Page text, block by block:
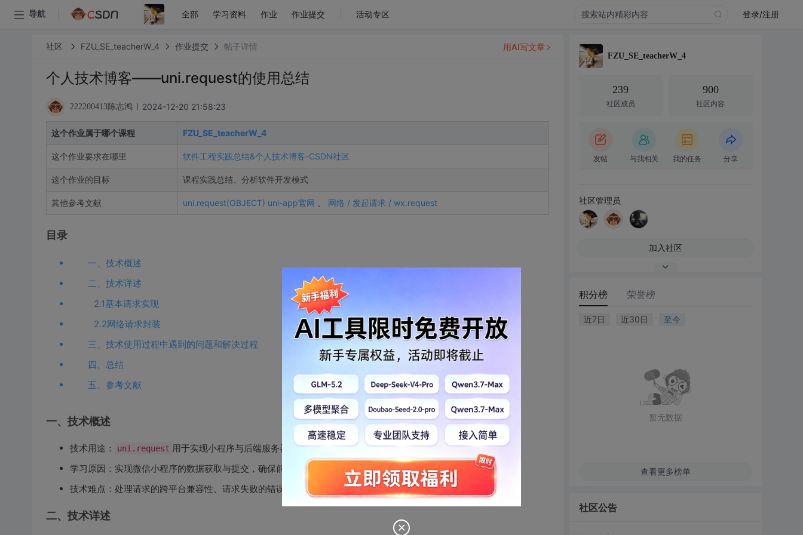
导航 全部 学习资料 作业 作业提交 活动专区 登录/注册
社区 FZU_SE_teacherW_4 作业提交 帖子详情
个人技术博客——uni.request的使用总结
222200413陈志鸿 2024-12-20 21:58:23
这个作业属于哪个课程 FZU_SE_teacherW_4
这个作业要求在哪里 软件工程实践总结&个人技术博客-CSDN社区
这个作业的目标 课程实践总结、分析软件开发模式
其他参考文献 uni.request(OBJECT) uni-app官网 网络 / 发起请求 / wx.request
目录
一、技术概述
二、技术详述
2.1基本请求实现
2.2网络请求封装
三、技术使用过程中遇到的问题和解决过程
四、总结
五、参考文献
一、技术概述
技术用途： uni.request 用于实现小程序与后端服务器之间的数据交互，支持GET、POST等多种请求方式。
学习原因：实现微信小程序的数据获取与提交，确保前后端的数据传输与交互。
技术难点：处理请求的跨平台兼容性、请求失败的错误捕获和网络请求的优化问题。
二、技术详述
用AI写文章
FZU_SE_teacherW_4
239
社区成员
900
社区内容
发帖 与我相关 我的任务 分享
社区管理员
加入社区
积分榜 荣誉榜
近7日 近30日 至今
暂无数据
查看更多榜单
社区公告